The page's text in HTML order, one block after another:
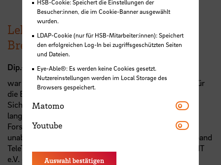
Lehrbeauftragter der Hochschule
Bremen
Dip.-Ing. Rolf Blunk
war bereits ab 1997 bei der Siemens AG maßgeblich für
die Entwicklung des Communication-
Sicherheitsbereiches verantwortlich und bringt seine
langjährige Praxiserfahrung aus Anwendungs- und
Forschungsprojekten in seiner aktuellen Funktion als
unabhängiger Berater, Gremienleiter beim Bundesverband
TeleTrusT für 'Security-by-Design' und als Beirat im IFIT
e.V. ein.
HSB-Cookie: Speichert die Einstellungen der
Besucher:innen, die im Cookie-Banner ausgewählt
wurden.
LDAP-Cookie (nur für HSB-Mitarbeiter:innen): Speichert
den erfolgreichen Log-In bei zugriffsgeschützten Seiten
und Dateien.
Eye-Able®: Es werden keine Cookies gesetzt.
Nutzereinstellungen werden im Local Storage des
Browsers gespeichert.
Matomo Matomo
Youtube Youtube
Auswahl bestätigen